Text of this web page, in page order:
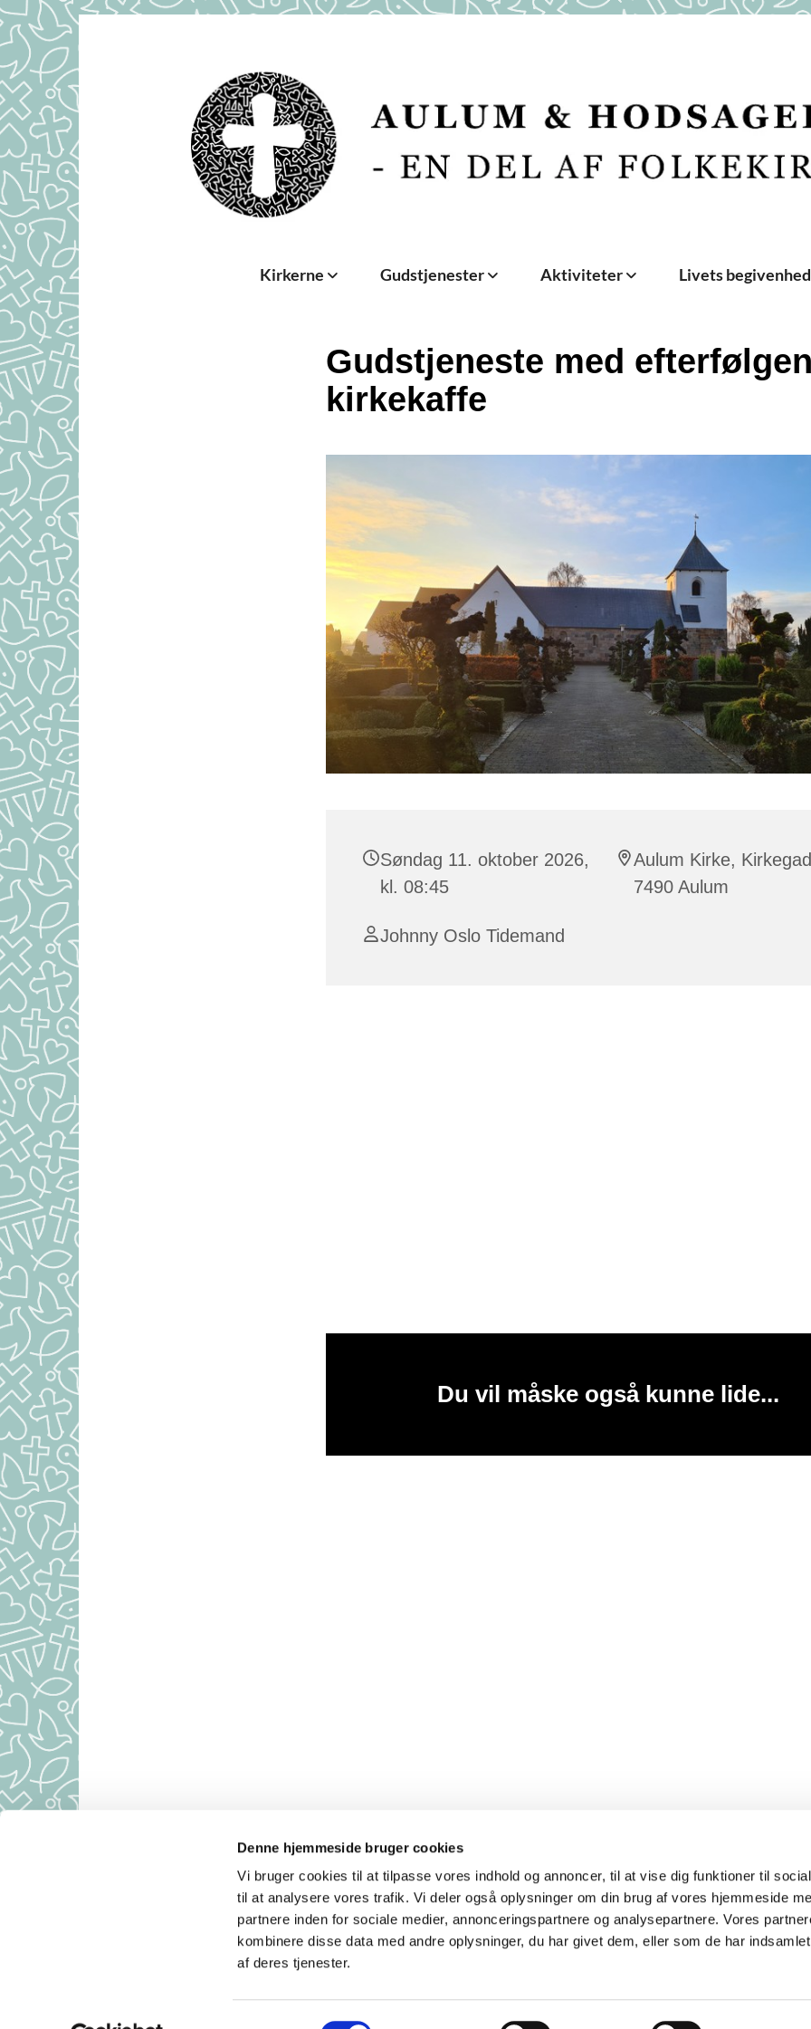
Denne hjemmeside bruger cookies
Vi bruger cookies til at tilpasse vores indhold og annoncer, til at vise dig funktioner til
til at analysere vores trafik. Vi deler også oplysninger om din brug af vores hjemmeside
partnere inden for sociale medier, annonceringspartnere og analysepartnere. Vores
kombinere disse data med andre oplysninger, du har givet dem, eller som de har
af deres tjenester.
Kirkerne Gudstjenester Aktiviteter Livets
Gudstjeneste med
kirkekaffe
Søndag 11. oktober 2026,
kl. 08:45
Aulum Kirke,
7490 Aulum
Johnny Oslo Tidemand
Du vil måske også kunne lide...
Aulum Kirke Markedspladsen 14, 7490 Aulum - Hodsager Kirke, Hovedgaden 26,
Kirkekontoret 51 15 30 97 tirs.-fre. 9-12. -
Kirkegårdskontoret23 10 95 69
Sognepræst Christian Lavdal Jerup: 30 36 79 06 chlj@km.dk - Mandag er
Sognepræst Johnny Oslo Tidemand: 30 36 20 66 jot@km.dk - Mandag er
Mail: aulum.sogn@km.dk - hodsager.sogn@km.dk